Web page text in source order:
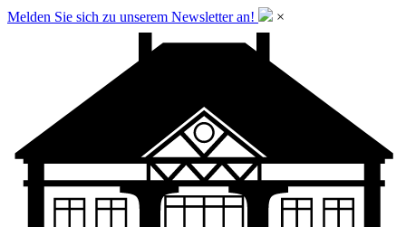
Melden Sie sich zu unserem Newsletter an! ×